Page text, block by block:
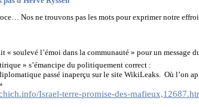
Nos ne trouvons pas les mots pour exprimer notre
« soulevé l’émoi dans la communauté » pour un message
» s’émancipe du politiquement correct :
passé inaperçu sur le site WikiLeaks. Où l’on
Israel-terre-promise-des-